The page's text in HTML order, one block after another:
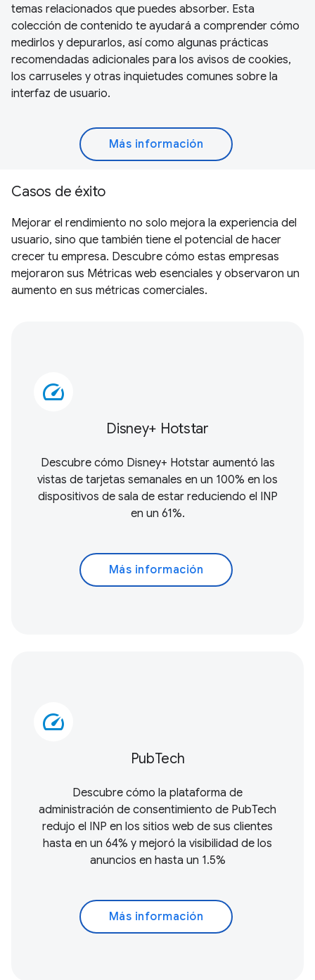
temas relacionados que puedes absorber. Esta
colección de contenido te ayudará a comprender cómo
medirlos y depurarlos, así como algunas prácticas
recomendadas adicionales para los avisos de cookies,
los carruseles y otras inquietudes comunes sobre la
interfaz de usuario.
Más información
Casos de éxito
Mejorar el rendimiento no solo mejora la experiencia del
usuario, sino que también tiene el potencial de hacer
crecer tu empresa. Descubre cómo estas empresas
mejoraron sus Métricas web esenciales y observaron un
aumento en sus métricas comerciales.
speed
Disney+ Hotstar
Descubre cómo Disney+ Hotstar aumentó las
vistas de tarjetas semanales en un 100% en los
dispositivos de sala de estar reduciendo el INP
en un 61%.
Más información
speed
PubTech
Descubre cómo la plataforma de
administración de consentimiento de PubTech
redujo el INP en los sitios web de sus clientes
hasta en un 64% y mejoró la visibilidad de los
anuncios en hasta un 1.5%
Más información